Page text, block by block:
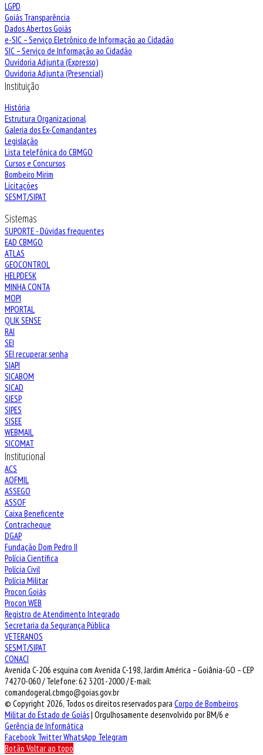
LGPD
Goiás Transparência
Dados Abertos Goiás
e-SIC – Serviço Eletrônico de Informação ao Cidadão
SIC – Serviço de Informação ao Cidadão
Ouvidoria Adjunta (Expresso)
Ouvidoria Adjunta (Presencial)
Instituição
História
Estrutura Organizacional
Galeria dos Ex-Comandantes
Legislação
Lista telefônica do CBMGO
Cursos e Concursos
Bombeiro Mirim
Licitações
SESMT/SIPAT
Sistemas
SUPORTE - Dúvidas frequentes
EAD CBMGO
ATLAS
GEOCONTROL
HELPDESK
MINHA CONTA
MOPI
MPORTAL
QLIK SENSE
RAI
SEI
SEI recuperar senha
SIAPI
SICABOM
SICAD
SIESP
SIPES
SISEE
WEBMAIL
SICOMAT
Institucional
ACS
AOFMIL
ASSEGO
ASSOF
Caixa Beneficente
Contracheque
DGAP
Fundação Dom Pedro II
Polícia Científica
Polícia Civil
Polícia Militar
Procon Goiás
Procon WEB
Registro de Atendimento Integrado
Secretaria da Segurança Pública
VETERANOS
SESMT/SIPAT
CONACI
Avenida C-206 esquina com Avenida C-198, Jardim América – Goiânia-GO – CEP
74270-060 / Telefone: 62 3201-2000 / E-mail:
comandogeral.cbmgo@goias.gov.br
© Copyright 2026, Todos os direitos reservados para Corpo de Bombeiros
Militar do Estado de Goiás| Orgulhosamente desenvolvido por BM/6 e
Gerência de Informática
Facebook TwitterWhatsApp Telegram
Botão Voltar ao topo